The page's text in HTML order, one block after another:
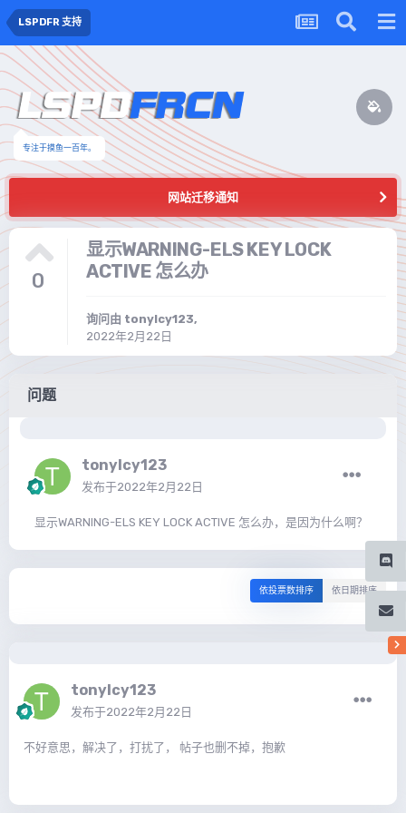
LSPDFR 支持
专注于摸鱼一百年。
网站迁移通知
0
显示WARNING-ELS KEY LOCK
ACTIVE 怎么办
询问由 tonylcy123,
2022年2月22日
问题
tonylcy123
发布于2022年2月22日
显示WARNING-ELS KEY LOCK ACTIVE 怎么办，是因为什么啊？
依投票数排序 依日期排序
tonylcy123
发布于2022年2月22日
不好意思，解决了，打扰了， 帖子也删不掉，抱歉